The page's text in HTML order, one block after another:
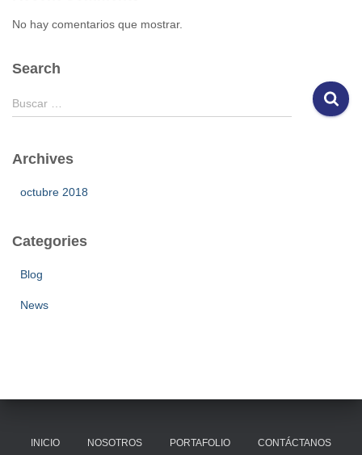
No hay comentarios que mostrar.
Search
B
u
a
Buscar …
Archives
octubre 2018
Categories
Blog
News
INICIO NOSOTROS PORTAFOLIO CONTÁCTANOS